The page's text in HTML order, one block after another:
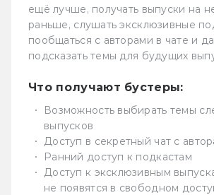
ещё лучше, получать выпуски на
раньше, слушать эксклюзивные
пообщаться с авторами в чате и
подсказать темы для будущих
Что получают бустеры:
Возможность выбирать темы
выпусков
Доступ в секретный чат с
Ранний доступ к подкастам
Доступ к эксклюзивным
не появятся в свободном